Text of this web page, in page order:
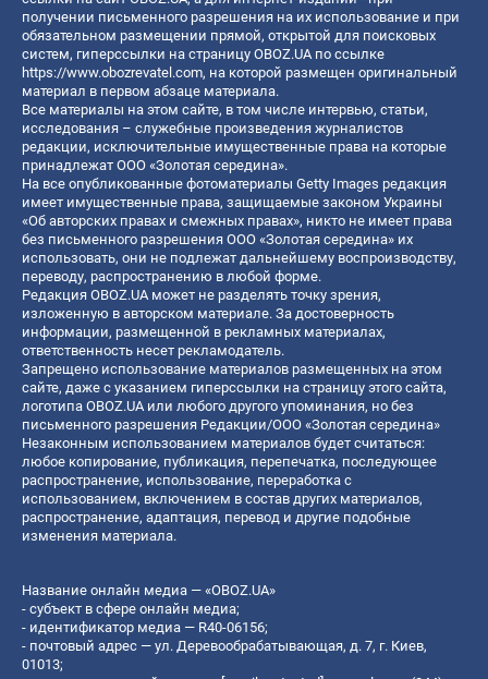
получении письменного разрешения на их использование и при
обязательном размещении прямой, открытой для поисковых
систем, гиперссылки на страницу OBOZ.UA по ссылке
https://www.obozrevatel.com, на которой размещен оригинальный
материал в первом абзаце материала.
Все материалы на этом сайте, в том числе интервью, статьи,
исследования – служебные произведения журналистов
редакции, исключительные имущественные права на которые
принадлежат ООО «Золотая середина».
На все опубликованные фотоматериалы Getty Images редакция
имеет имущественные права, защищаемые законом Украины
«Об авторских правах и смежных правах», никто не имеет права
без письменного разрешения ООО «Золотая середина» их
использовать, они не подлежат дальнейшему воспроизводству,
переводу, распространению в любой форме.
Редакция OBOZ.UA может не разделять точку зрения,
изложенную в авторском материале. За достоверность
информации, размещенной в рекламных материалах,
ответственность несет рекламодатель.
Запрещено использование материалов размещенных на этом
сайте, даже с указанием гиперссылки на страницу этого сайта,
логотипа OBOZ.UA или любого другого упоминания, но без
письменного разрешения Редакции/ООО «Золотая середина»
Незаконным использованием материалов будет считаться:
любое копирование, публикация, перепечатка, последующее
распространение, использование, переработка с
использованием, включением в состав других материалов,
распространение, адаптация, перевод и другие подобные
изменения материала.
Название онлайн медиа — «OBOZ.UA»
- субъект в сфере онлайн медиа;
- идентификатор медиа — R40-06156;
- почтовый адрес — ул. Деревообрабатывающая, д. 7, г. Киев,
01013;